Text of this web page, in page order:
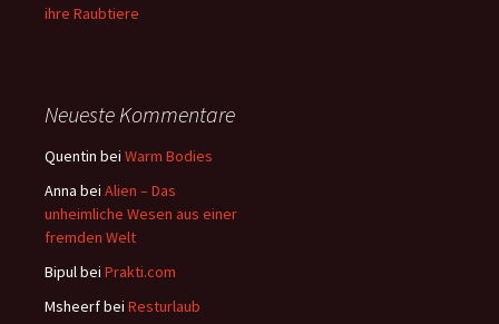
ihre Raubtiere
Neueste Kommentare
Quentin bei Warm Bodies
Anna bei Alien – Das
unheimliche Wesen aus einer
fremden Welt
Bipulbei Prakti.com
Msheerfbei Resturlaub